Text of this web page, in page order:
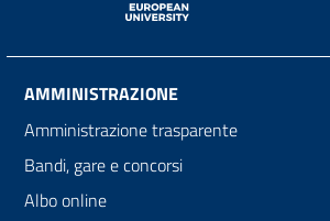
AMMINISTRAZIONE
Amministrazione trasparente
Bandi, gare e concorsi
Albo online